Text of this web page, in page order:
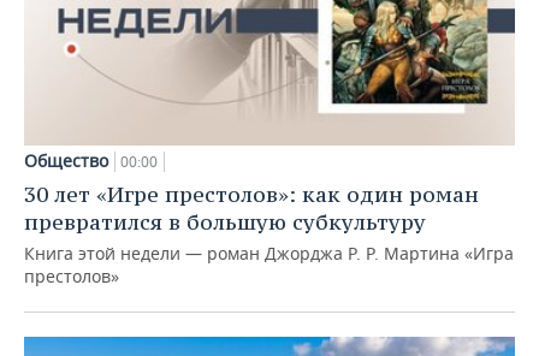
Общество 00:00
30 лет «Игре престолов»: как один роман
превратился в большую субкультуру
Книга этой недели — роман Джорджа Р. Р. Мартина «Игра
престолов»